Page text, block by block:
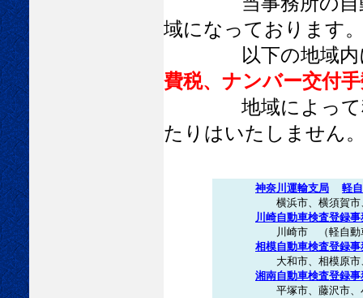
域になっております
以下の地域内に
費税、ナンバー交付
地域によって料金
たりはいたしません
神奈川運輸支局
軽
横浜市、横須賀市、鎌
川崎自動車検査登録事
川崎市 （軽自動車は検
相模自動車検査登録事
大和市、相模原市、厚木
湘南自動車検査登録事
平塚市、藤沢市、小田原